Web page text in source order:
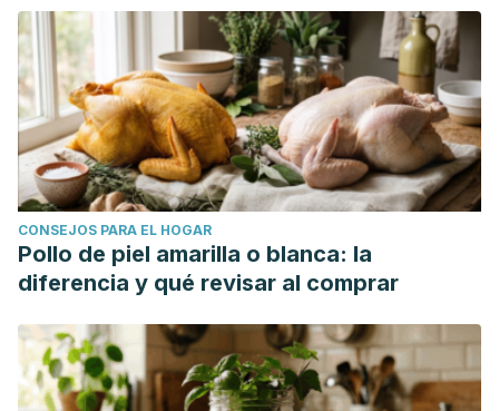
CONSEJOS PARA EL HOGAR
Pollo de piel amarilla o blanca: la
diferencia y qué revisar al comprar